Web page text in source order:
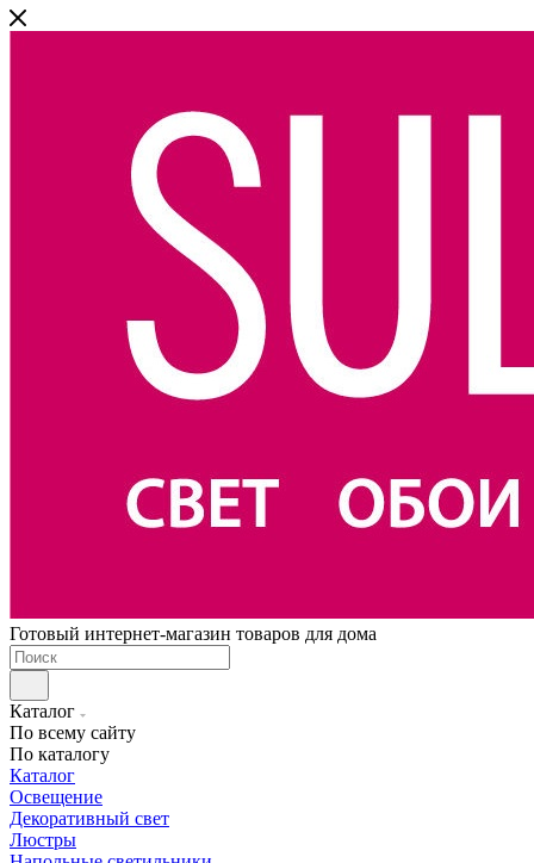
Готовый интернет-магазин товаров для дома
Каталог
По всему сайту
По каталогу
Каталог
Освещение
Декоративный свет
Люстры